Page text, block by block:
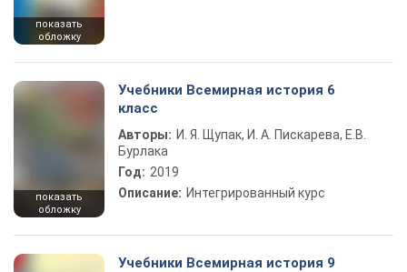
показать
обложку
показать
обложку
Учебники Всемирная история 6
класс
Авторы: И. Я. Щупак, И. А. Пискарева, Е.В.
Бурлака
Год: 2019
Описание: Интегрированный курс
Учебники Всемирная история 9